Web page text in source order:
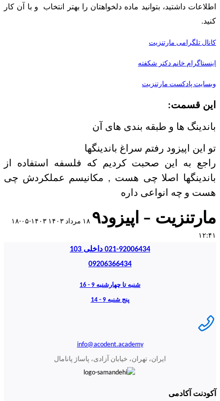
اطلاعات داشتید، بتوانید ماده دلخواهتان را بهتر انتخاب و با آن کار
کنید.
کانال تلگرامی مارتنزیت
اینستاگرام خانم دکتر شکفته
وبسایت پادکست مارتنزیت
این قسمت:
باندینگ ها و طبقه بندی های آن
تو این اپیزود رفتم سراغ باندینگها
راجع به این صحبت کردیم که فلسفه استفاده از
باندینگها اصلا چی هست , مکانیسم عملکردش چی
هست و چه انواعی داره
مارتنزیت – اپیزود۹ ۱۸ مرداد ۱۴۰۳
۱۴۰۳-۰۵-۱۸
۱۲:۴۱
021-92006434 داخلی 103
09206366434
شنبه تا چهارشنبه 9 - 16
پنج شنبه 9 - 14
info@acodent.academy
ایران، تهران، خیابان آزادی، پاساژ پانامال
آکودنت آکادمی